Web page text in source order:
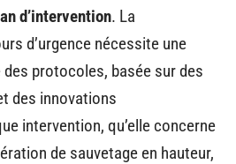
d’intervention. La
d’urgence nécessite une
protocoles, basée sur des
des innovations
intervention, qu’elle concerne
de sauvetage en hauteur,